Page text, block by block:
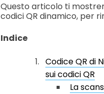
Questo articolo ti
codici QR dinamico, per
Indice
Codice QR di
sui codici QR
La